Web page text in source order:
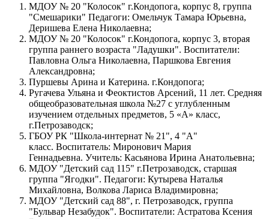
МДОУ № 20 "Колосок" г.Кондопога, корпус 8, группа
"Смешарики" Педагоги: Омельчук Тамара Юрьевна,
Деришева Елена Николаевна;
МДОУ № 20 "Колосок" г.Кондопога, корпус 3, вторая
группа раннего возраста "Ладушки". Воспитатели:
Павловна Ольга Николаевна, Паршкова Евгения
Александровна;
Пуршевы Арина и Катерина. г.Кондопога;
Ругачева Ульяна и Феоктистов Арсений, 11 лет. Средняя
общеобразовательная школа №27 с углубленным
изучением отдельных предметов, 5 «А» класс,
г.Петрозаводск;
ГБОУ РК "Школа-интернат № 21", 4 "А"
класс. Воспитатель: Миронович Мария
Геннадьевна. Учитель: Касьянова Ирина Анатольевна;
МДОУ "Детский сад 115" г.Петрозаводск, старшая
группа "Ягодки". Педагоги: Кутырева Наталья
Михайловна, Волкова Лариса Владимировна;
МДОУ "Детский сад 88", г. Петрозаводск, группа
"Бульвар Незабудок". Воспитатели: Астратова Ксения